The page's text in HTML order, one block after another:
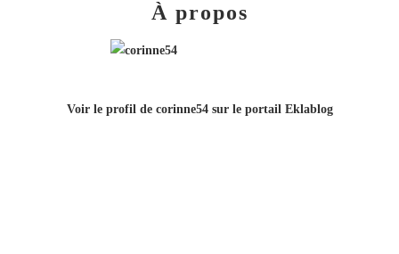
À propos
Voir le profil de corinne54sur le portail Eklablog